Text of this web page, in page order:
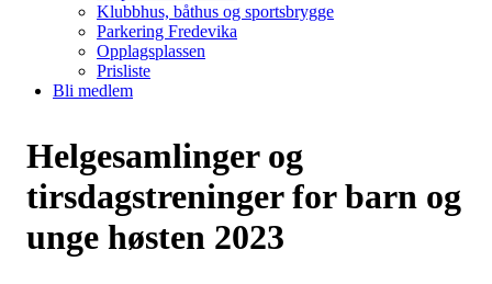
Klubbhus, båthus og sportsbrygge
Parkering Fredevika
Opplagsplassen
Prisliste
Bli medlem
Helgesamlinger og
tirsdagstreninger for barn og
unge høsten 2023